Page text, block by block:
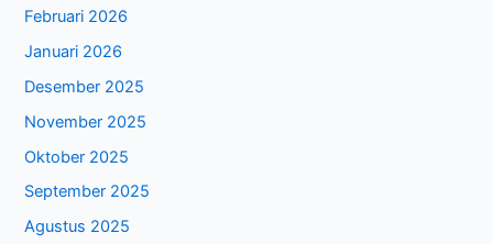
Februari 2026
Januari 2026
Desember 2025
November 2025
Oktober 2025
September 2025
Agustus 2025